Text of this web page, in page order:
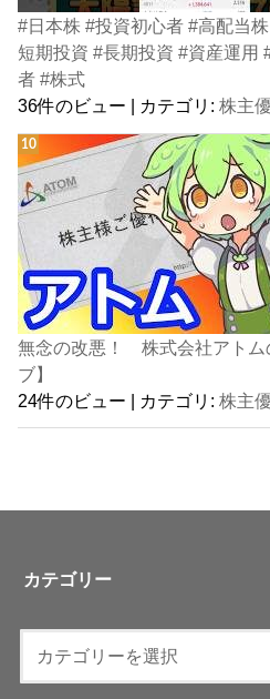
#日本株 #投資初心者 #高配当
短期投資 #長期投資 #資産運用
者 #株式
36件のビュー
カテゴリ:株主
無念の改悪！ 株式会社アト
ブ】
24件のビュー | カテゴリ:株主
カテゴリー